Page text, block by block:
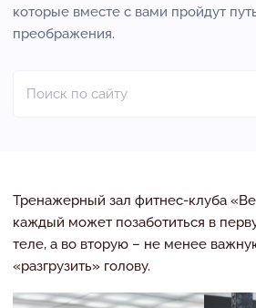
которые вместе с вами пройдут
преображения.
Тренажерный зал фитнес-клуба
каждый может позаботиться в
теле, а во вторую – не менее
«разгрузить» голову.